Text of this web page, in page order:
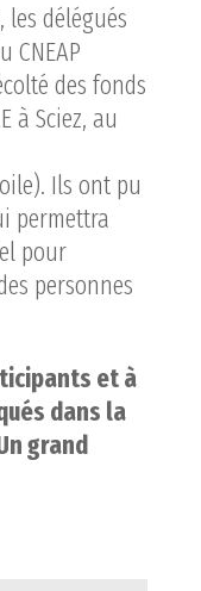
délégués
CNEAP
des fonds
à Sciez, au
Ils ont pu
permettra
pour
personnes
et à
dans la
grand